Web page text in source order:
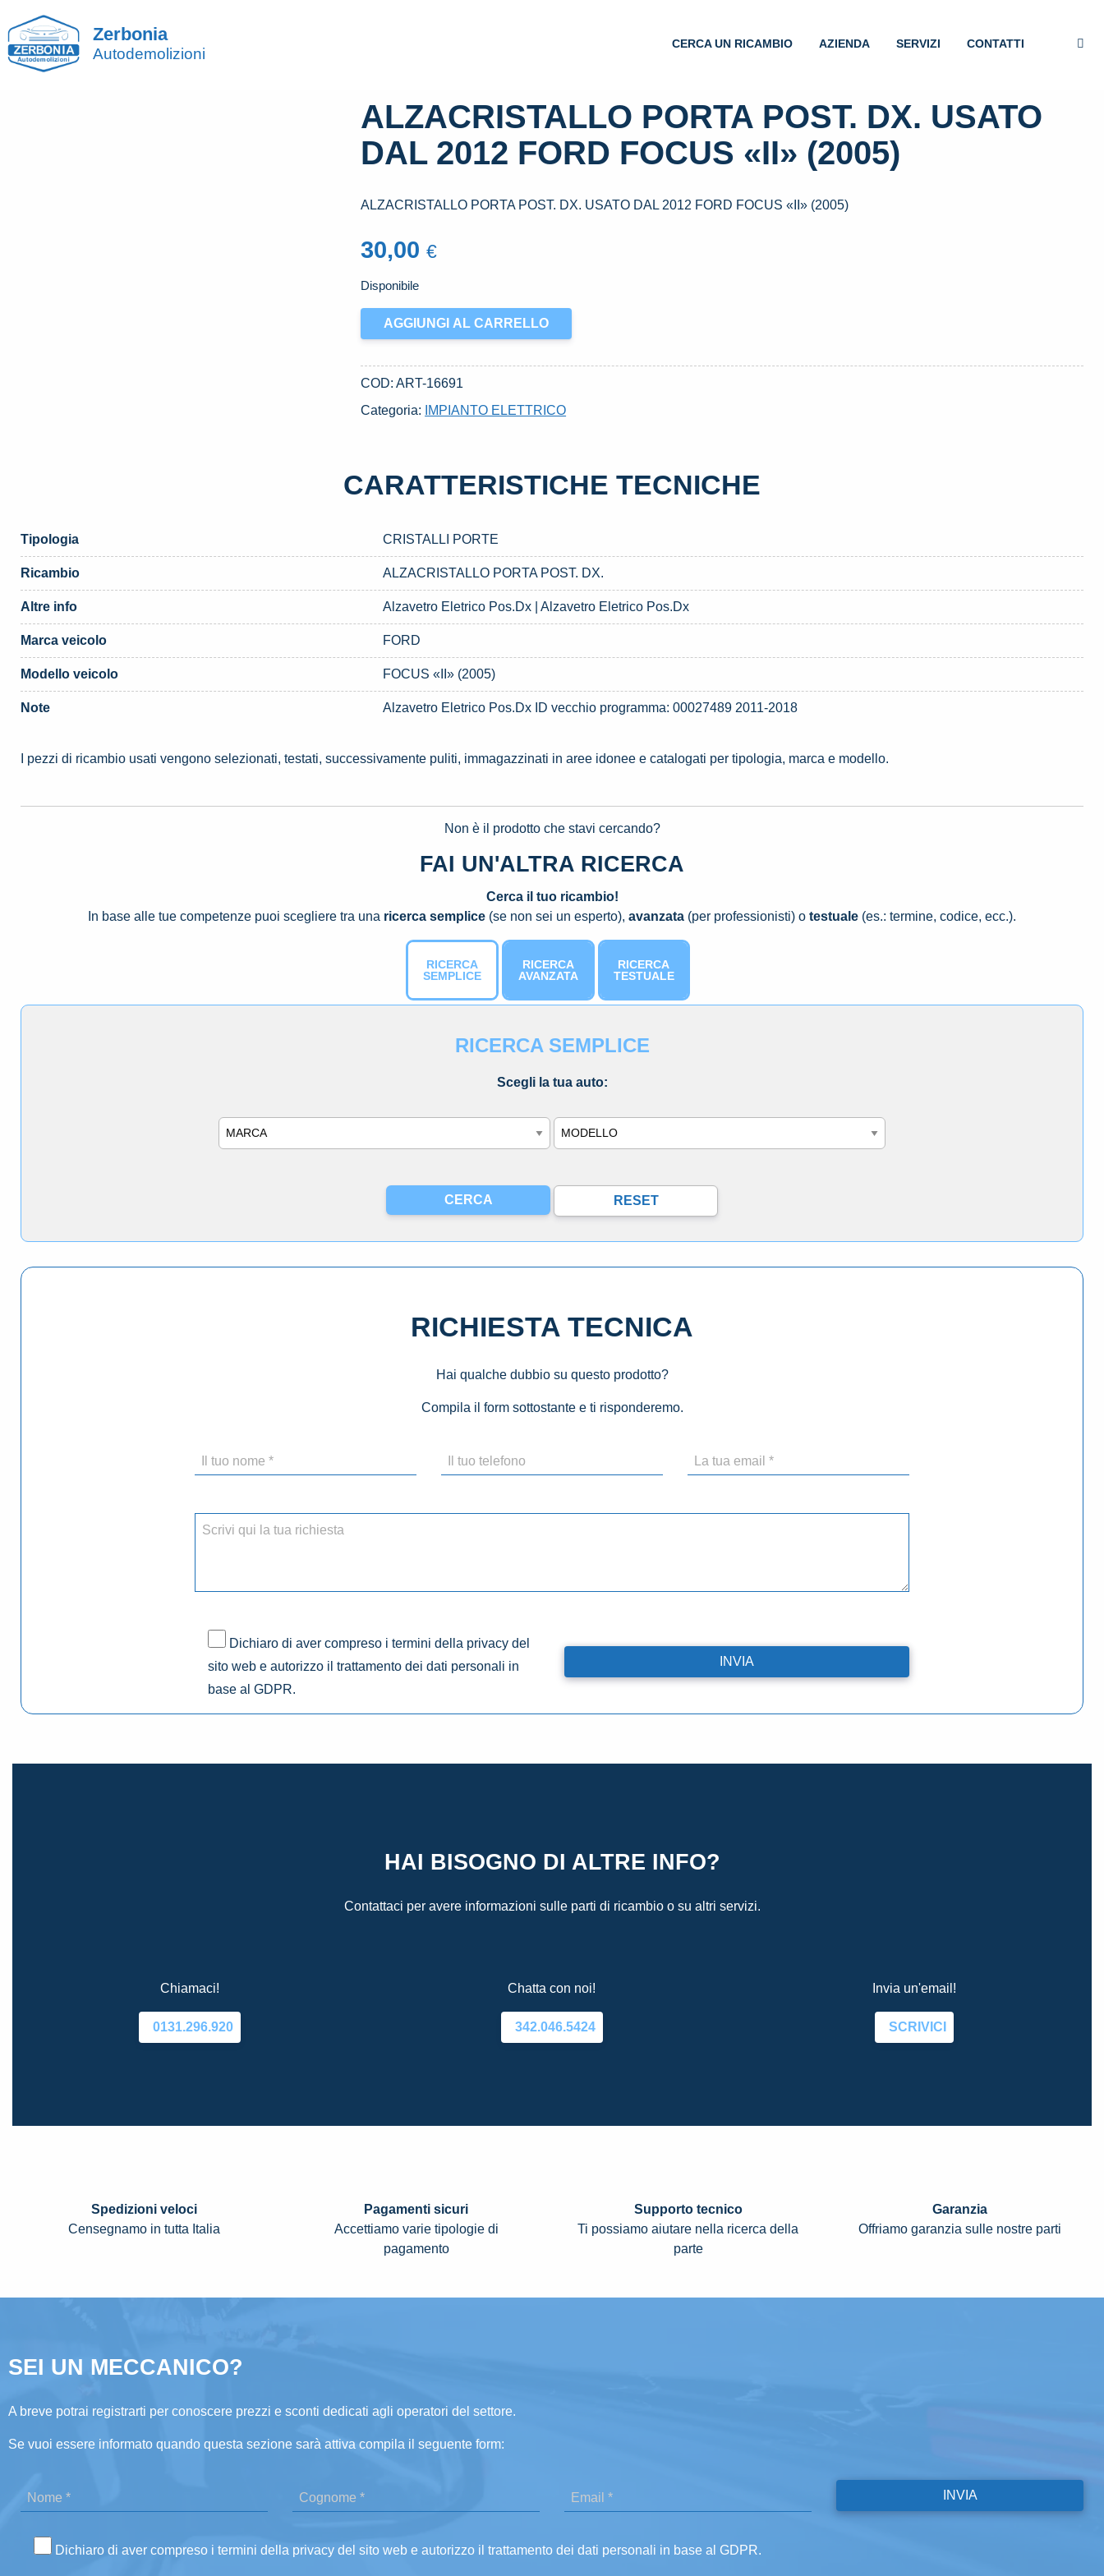
Zerbonia
Autodemolizioni
CERCA UN RICAMBIO AZIENDA SERVIZI CONTATTI
ALZACRISTALLO PORTA POST. DX. USATO
DAL 2012 FORD FOCUS «II» (2005)
ALZACRISTALLO PORTA POST. DX. USATO DAL 2012 FORD FOCUS «II» (2005)
30,00€
Disponibile
ALZACRISTALLO
PORTA
DX.
FOCUS
quantità
AGGIUNGI AL CARRELLO
COD:ART-16691
Categoria:
IMPIANTO ELETTRICO
CARATTERISTICHE TECNICHE
Tipologia CRISTALLI PORTE
Ricambio ALZACRISTALLO PORTA POST. DX.
Altre info Alzavetro Eletrico Pos.Dx | Alzavetro Eletrico Pos.Dx
Marca veicolo FORD
Modello veicolo FOCUS «II» (2005)
Note Alzavetro Eletrico Pos.Dx ID vecchio programma: 00027489 2011-2018
I pezzi di ricambio usati vengono selezionati, testati, successivamente puliti, immagazzinati in aree idonee e catalogati per tipologia, marca e modello.
Non è il prodotto che stavi cercando?
FAI UN'ALTRA RICERCA
Cerca il tuo ricambio!
In base alle tue competenze puoi scegliere tra una ricerca semplice (se non sei un esperto), avanzata (per professionisti) o testuale (es.: termine, codice, ecc.).
RICERCA
SEMPLICE
RICERCA
AVANZATA
RICERCA
TESTUALE
RICERCA SEMPLICE
Scegli la tua auto:
Marca Modello
RICHIESTA TECNICA
Hai qualche dubbio su questo prodotto?
Compila il form sottostante e ti risponderemo.
Dichiaro di aver compreso i termini della privacy del
sito web e autorizzo il trattamento dei dati personali in
base al GDPR.
HAI BISOGNO DI ALTRE INFO?
Contattaci per avere informazioni sulle parti di ricambio o su altri servizi.
Chiamaci!
0131.296.920
Chatta con noi!
342.046.5424
Invia un'email!
SCRIVICI
Spedizioni veloci
Censegnamo in tutta Italia
Pagamenti sicuri
Accettiamo varie tipologie di
pagamento
Supporto tecnico
Ti possiamo aiutare nella ricerca della
parte
Garanzia
Offriamo garanzia sulle nostre parti
SEI UN MECCANICO?
A breve potrai registrarti per conoscere prezzi e sconti dedicati agli operatori del settore.
Se vuoi essere informato quando questa sezione sarà attiva compila il seguente form:
Dichiaro di aver compreso i termini della privacy del sito web e autorizzo il trattamento dei dati personali in base al GDPR.